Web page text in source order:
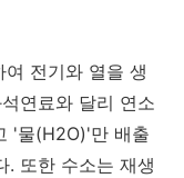
전기와 열을 생
연료와 달리 연소
'물(H2O)'만 배출
. 또한 수소는 재생